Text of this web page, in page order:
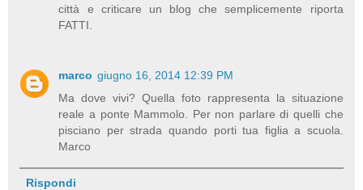
città e criticare un blog che semplicemente riporta
FATTI.
marco giugno 16, 2014 12:39 PM
Ma dove vivi? Quella foto rappresenta la situazione
reale a ponte Mammolo. Per non parlare di quelli che
pisciano per strada quando porti tua figlia a scuola.
Marco
Rispondi